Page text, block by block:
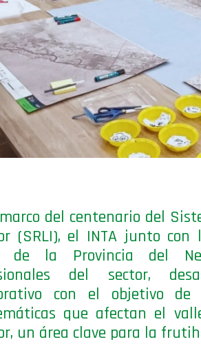
del centenario del
(SRLI), el INTA junto con
de la Provincia del
del sector,
con el objetivo
que afectan el
un área clave para la